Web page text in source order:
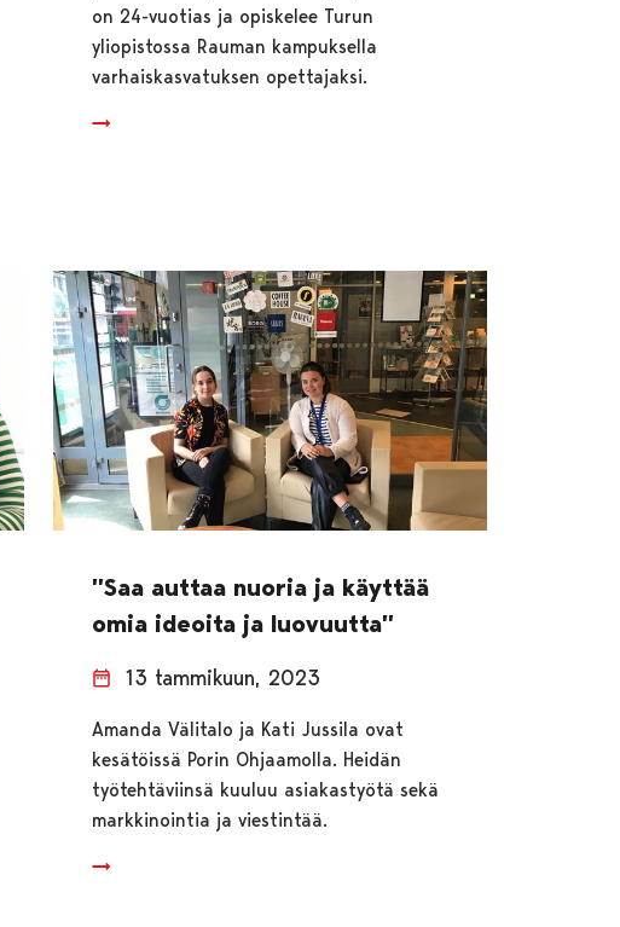
on 24-vuotias ja opiskelee Turun
yliopistossa Rauman kampuksella
varhaiskasvatuksen opettajaksi.
”Saa auttaa nuoria ja käyttää
omia ideoita ja luovuutta”
13 tammikuun, 2023
Amanda Välitalo ja Kati Jussila ovat
kesätöissä Porin Ohjaamolla. Heidän
työtehtäviinsä kuuluu asiakastyötä sekä
markkinointia ja viestintää.